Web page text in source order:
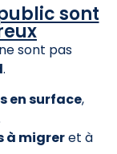
sont
sont pas
.
en surface,
à migreret à